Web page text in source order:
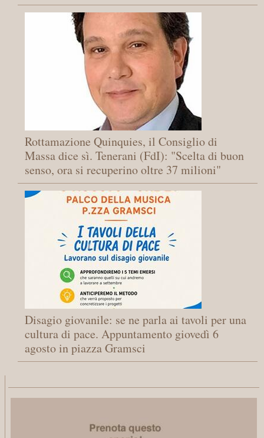
Rottamazione Quinquies, il Consiglio di
Massa dice sì. Tenerani (FdI): "Scelta di buon
senso, ora si recuperino oltre 37 milioni"
Disagio giovanile: se ne parla ai tavoli per una
cultura di pace. Appuntamento giovedì 6
agosto in piazza Gramsci